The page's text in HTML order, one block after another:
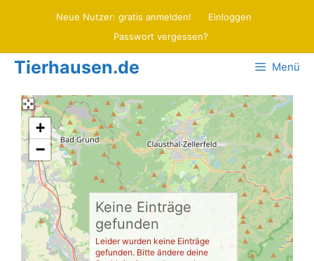
Neue Nutzer: gratis anmelden!
Einloggen
Passwort vergessen?
Tierhausen.de Menü
+
−
Keine Einträge
gefunden
Leider wurden keine Einträge
gefunden. Bitte ändere deine